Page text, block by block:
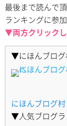
最後まで読んで
ランキングに参
▼両方クリック
▼にほんブログ
にほんブログ村
▼人気ブログラ